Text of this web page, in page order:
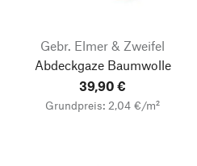
Gebr. Elmer & Zweifel
Abdeckgaze Baumwolle
39,90 €
Grundpreis: 2,04 €/m²